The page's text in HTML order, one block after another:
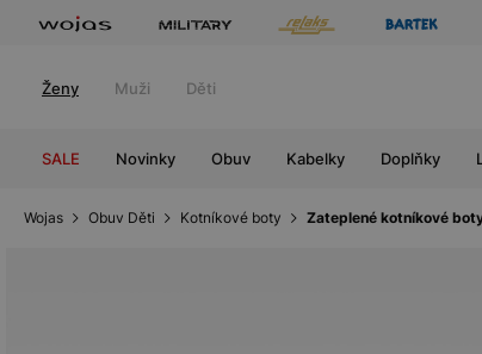
Ženy Muži Děti
SALE Novinky Obuv Kabelky Doplňky
Wojas Obuv Děti Kotníkové boty Zateplené kotníkové